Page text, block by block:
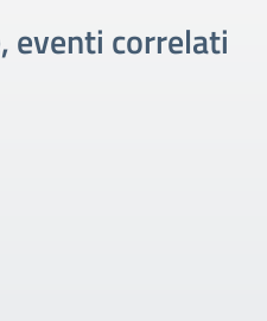
eventi correlati